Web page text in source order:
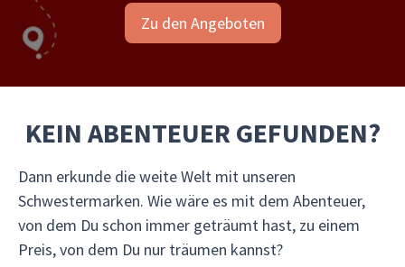
Zu den Angeboten
KEIN ABENTEUER GEFUNDEN?
Dann erkunde die weite Welt mit unseren
Schwestermarken. Wie wäre es mit dem Abenteuer,
von dem Du schon immer geträumt hast, zu einem
Preis, von dem Du nur träumen kannst?